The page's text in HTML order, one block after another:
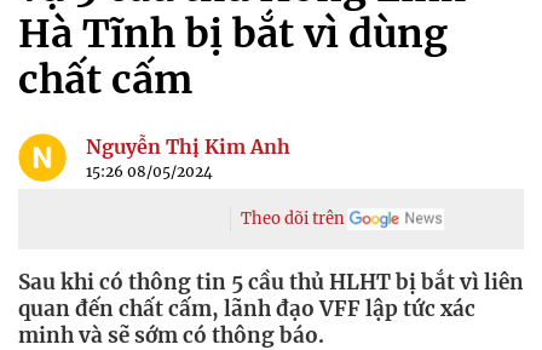
Hà Tĩnh bị bắt vì dùng
chất cấm
Nguyễn Thị Kim Anh
15:26 08/05/2024
Theo dõi trên
Sau khi có thông tin 5 cầu thủ HLHT bị bắt vì liên
quan đến chất cấm, lãnh đạo VFF lập tức xác
minh và sẽ sớm có thông báo.